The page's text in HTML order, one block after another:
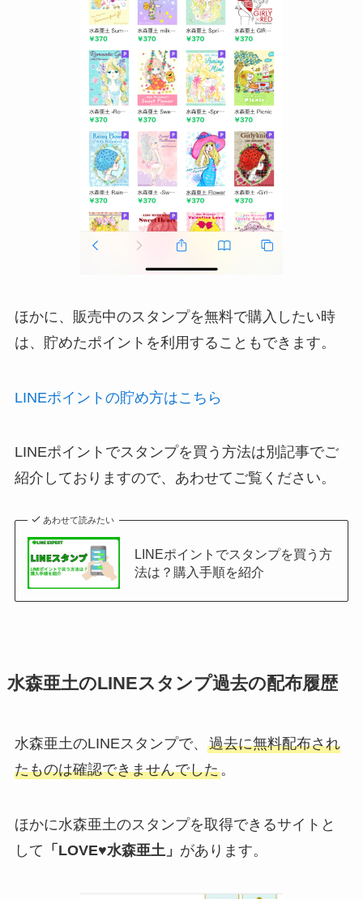
ほかに、販売中のスタンプを無料で購入したい時
は、貯めたポイントを利用することもできます。
LINEポイントの貯め方はこちら
LINEポイントでスタンプを買う方法は別記事でご
紹介しておりますので、あわせてご覧ください。
あわせて読みたい
LINEポイントでスタンプを買う方
法は？購入手順を紹介
水森亜土のLINEスタンプ過去の配布履歴
水森亜土のLINEスタンプで、 過去に無料配布され
たものは確認できませんでした。
ほかに水森亜土のスタンプを取得できるサイトと
して 「LOVE♥水森亜土」 があります。